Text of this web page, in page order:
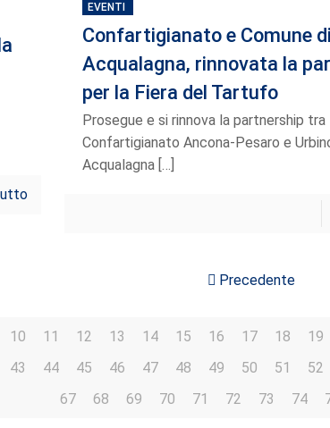
EVENTI
Confartigianato e Comune di
Acqualagna, rinnovata la
per la Fiera del Tartufo
Prosegue e si rinnova la partnership tra
Confartigianato Ancona-Pesaro e
Acqualagna […]
Precedente
10 11 12 13 14 15 16 17 18 19
43 44 45 46 47 48 49 50 51 52
67
68 69 70 71 72 73 74